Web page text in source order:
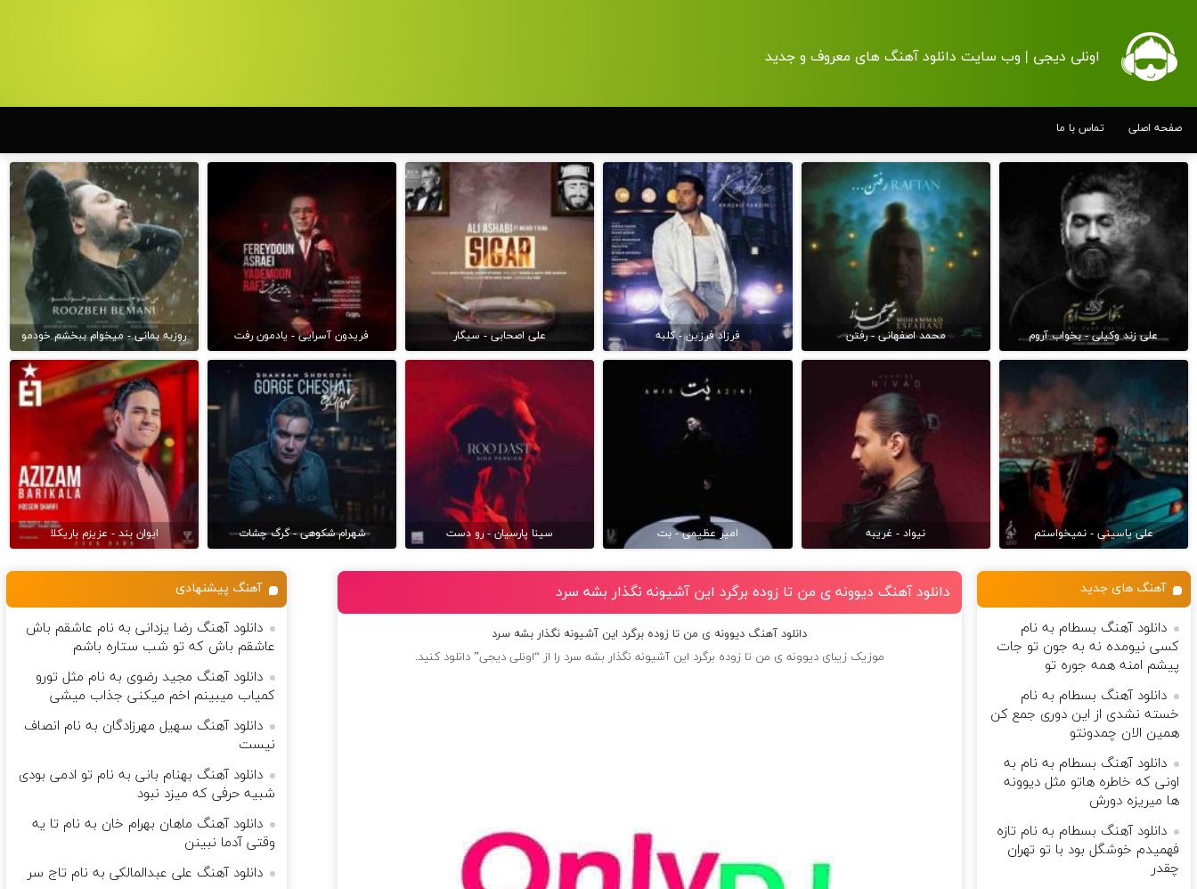
اونلی دیجی | وب سایت دانلود آهنگ های معروف و جدید
صفحه اصلی تماس با ما
علی زند وکیلی - بخواب آروم محمد اصفهانی - رفتن فرزاد فرزین - کلبه علی اصحابی - سیگار فریدون آسرایی - یادمون رفت روزبه بمانی - میخوام ببخشم خودمو
علی یاسینی - نمیخواستم نیواد - غریبه امیر عظیمی - بت سینا پارسیان - رو دست شهرام شکوهی - گرگ چشات ایوان بند - عزیزم باریکلا
دانلود آهنگ دیوونه ی من تا زوده برگرد این آشیونه نگذار بشه سرد
دانلود آهنگ دیوونه ی من تا زوده برگرد این آشیونه نگذار بشه سرد
موزیک زیبای دیوونه ی من تا زوده برگرد این آشیونه نگذار بشه سرد را از “اونلی دیجی” دانلود کنید.
آهنگ های جدید
دانلود آهنگ بسطام به نام
کسی نیومده نه به جون تو جات
پیشم امنه همه جوره تو
دانلود آهنگ بسطام به نام
خسته نشدی از این دوری جمع کن
همین الان چمدونتو
دانلود آهنگ بسطام به نام به
اونی که خاطره هاتو مثل دیوونه
ها میریزه دورش
دانلود آهنگ بسطام به نام تازه
فهمیدم خوشگل بود با تو تهران
چقدر
آهنگ پیشنهادی
دانلود آهنگ رضا یزدانی به نام ﻋﺎﺷﻘﻢ ﺑﺎش
ﻋﺎﺷﻘﻢ ﺑﺎش ﻛﻪ ﺗﻮ ﺷﺐ ﺳﺘﺎره ﺑﺎﺷﻢ
دانلود آهنگ مجید رضوی به نام مثل تورو
کمیاب میبینم اخم میکنی جذاب میشی
دانلود آهنگ سهیل مهرزادگان به نام انصاف
نیست
دانلود آهنگ بهنام بانی به نام تو ادمی بودی
شبیه حرفی که میزد نبود
دانلود آهنگ ماهان بهرام خان به نام تا یه
وقتی آدما نبینن
دانلود آهنگ علی عبدالمالکی به نام تاج سر